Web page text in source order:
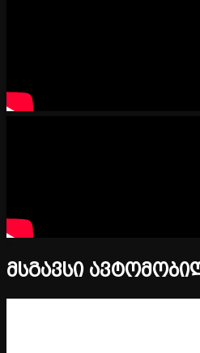
მსგავსი